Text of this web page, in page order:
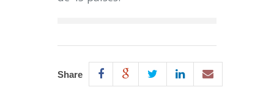
Share